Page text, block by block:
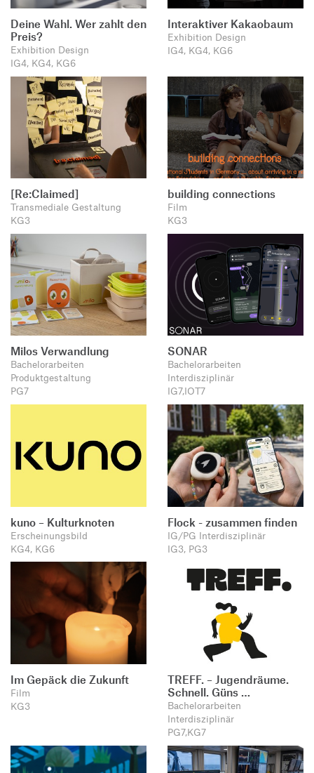
Deine Wahl. Wer zahlt den
Preis?
Exhibition Design
IG4, KG4, KG6
Interaktiver Kakaobaum
Exhibition Design
IG4, KG4, KG6
[Re:Claimed]
Transmediale Gestaltung
KG3
building connections
Film
KG3
Milos Verwandlung
Bachelorarbeiten
Produktgestaltung
PG7
SONAR
Bachelorarbeiten
Interdisziplinär
IG7,IOT7
kuno – Kulturknoten
Erscheinungsbild
KG4, KG6
Flock - zusammen finden
IG/PG Interdisziplinär
IG3, PG3
Im Gepäck die Zukunft
Film
KG3
TREFF. – Jugendräume.
Schnell. Güns …
Bachelorarbeiten
Interdisziplinär
PG7,KG7